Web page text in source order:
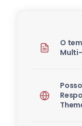
O
Multi-